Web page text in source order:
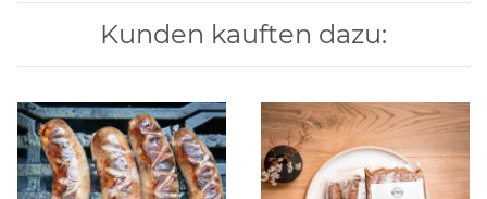
Kunden kauften dazu: